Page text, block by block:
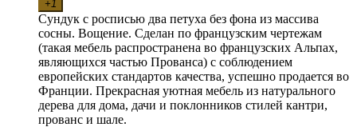
+1
Сундук с росписью два петуха без фона из массива
сосны. Вощение. Сделан по французским чертежам
(такая мебель распространена во французских Альпах,
являющихся частью Прованса) с соблюдением
европейских стандартов качества, успешно продается во
Франции. Прекрасная уютная мебель из натурального
дерева для дома, дачи и поклонников стилей кантри,
прованс и шале.